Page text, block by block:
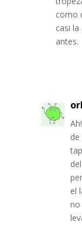
como
casi
antes.
el
no